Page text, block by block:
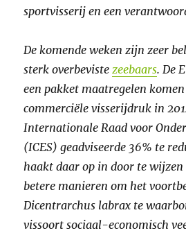
sportvisserij en een
De komende weken zijn zeer
sterk overbevistezeebaars. De
een pakket maatregelen
commerciële visserijdruk in
Internationale Raad voor
(ICES) geadviseerde 36% te
haakt daar op in door te wijzen
betere manieren om het
Dicentrarchus labrax te
vissoort sociaal-economisch